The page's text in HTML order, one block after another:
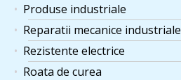
Produse industriale
Reparatii mecanice industriale
Rezistente electrice
Roata de curea